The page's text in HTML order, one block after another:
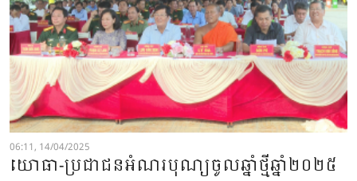
06:11, 14/04/2025
យោធា-ប្រជាជនអំណរបុណ្យចូលឆ្នាំថ្មីឆ្នាំ២០២៥